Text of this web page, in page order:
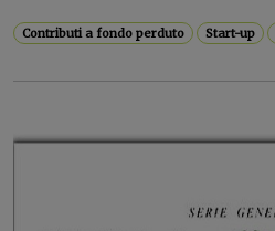
Contributi a fondo perduto Start-up